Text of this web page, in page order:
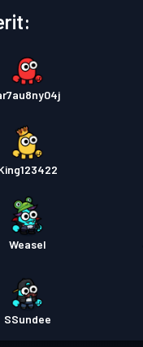
Weasel
SSundee